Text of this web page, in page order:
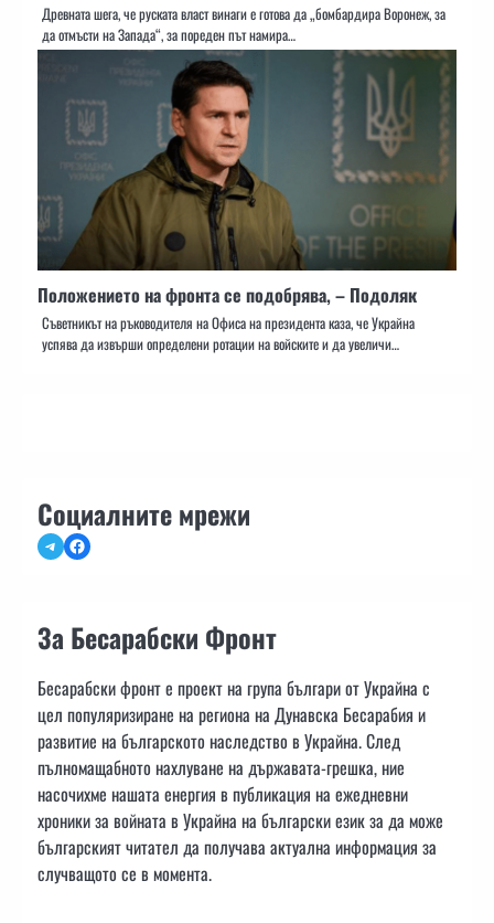
Древната шега, че руската власт винаги е готова да „бомбардира Воронеж, за
да отмъсти на Запада“, за пореден път намира…
Положението на фронта се подобрява, – Подоляк
Съветникът на ръководителя на Офиса на президента каза, че Украйна
успява да извърши определени ротации на войските и да увеличи…
Социалните мрежи
TelegramFacebook
За Бесарабски Фронт
Бесарабски фронт е проект на група българи от Украйна с
цел популяризиране на региона на Дунавска Бесарабия и
развитие на българското наследство в Украйна. След
пълномащабното нахлуване на държавата-грешка, ние
насочихме нашата енергия в публикация на ежедневни
хроники за войната в Украйна на български език за да може
българският читател да получава актуална информация за
случващото се в момента.